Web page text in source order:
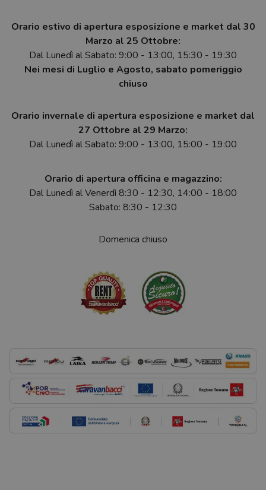
Orario estivo di apertura esposizione e market dal 30
Marzo al 25 Ottobre:
Dal Lunedì al Sabato: 9:00 - 13:00, 15:30 - 19:30
Nei mesi di Luglio e Agosto, sabato pomeriggio
chiuso
Orario invernale di apertura esposizione e market dal
27 Ottobre al 29 Marzo:
Dal Lunedì al Sabato: 9:00 - 13:00, 15:00 - 19:00
Orario di apertura officina e magazzino:
Dal Lunedì al Venerdì 8:30 - 12:30, 14:00 - 18:00
Sabato: 8:30 - 12:30
Domenica chiuso